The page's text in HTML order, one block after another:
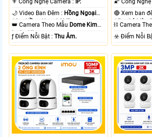
⚜️ Công Nghệ Camera :
IP.
🌙 Video Ban Đêm : Hồng Ngoại
10m Hồng Ngoại SMD.
👑 Camera Theo Mẫu Dome Kim
loại + Nhựa.
️ƒ Điểm Nỗi Bật :Thu Âm.
15m Có Màu
⛓ Camera